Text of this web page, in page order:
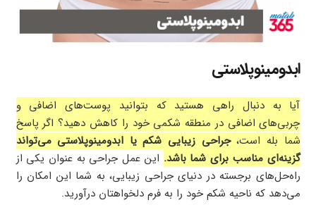
ابدومینوپلاستی
آیا به دنبال راهی هستید که بتوانید پوست‌های اضافی و
چربی‌های اضافی در منطقه شکمی خود را کاهش دهید؟ اگر پاسخ
شما بله است،جراحی زیبایی شکم یا ابدومینوپلاستی می‌تواند
گزینه‌ای مناسب برای شما باشد. این عمل جراحی به عنوان یکی از
راه‌حل‌های برجسته در دنیای جراحی زیبایی، به شما این امکان را
می‌دهد که ناحیه شکم خود را به فرم دلخواهتان درآورید.